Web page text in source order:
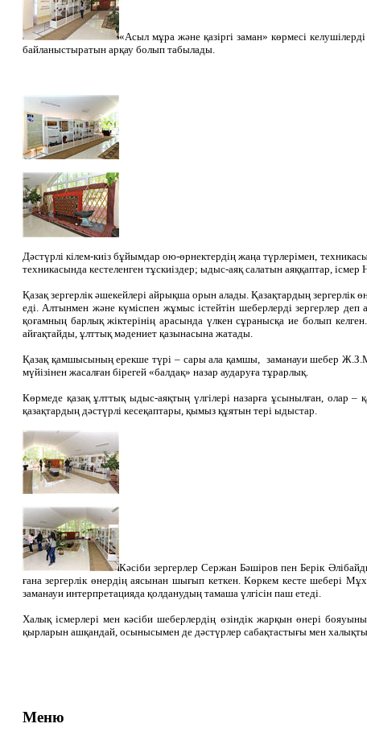
«Асыл мұра және қазіргі заман» көрмесі
байланыстыратын арқау болып табылады.
Дәстүрлі кілем-киіз бұйымдар ою-өрнектердің жаңа түрлерімен,
техникасында кестеленген тұскиіздер; ыдыс-аяқ салатын аяққаптар,
Қазақ зергерлік әшекейлері айрықша орын алады. Қазақтардың зергерлік
еді. Алтынмен және күміспен жұмыс істейтін шеберлерді зергерлер деп
қоғамның барлық жіктерінің арасында үлкен сұранысқа ие болып
айғақтайды, ұлттық мәдениет қазынасына жатады.
Қазақ қамшысының ерекше түрі – сары ала қамшы, заманауи шебер
мүйізінен жасалған бірегей «балдақ» назар аударуға тұрарлық.
Көрмеде қазақ ұлттық ыдыс-аяқтың үлгілері назарға ұсынылған, олар
қазақтардың дәстүрлі кесеқаптары, қымыз құятын тері ыдыстар.
Кәсіби зергерлер Сержан Бәшіров пен Берік
ғана зергерлік өнердің аясынан шығып кеткен. Көркем кесте шебері
заманауи интерпретацияда қолданудың тамаша үлгісін паш етеді.
Халық ісмерлері мен кәсіби шеберлердің өзіндік жарқын өнері
қырларын ашқандай, осынысымен де дәстүрлер сабақтастығы мен
Меню